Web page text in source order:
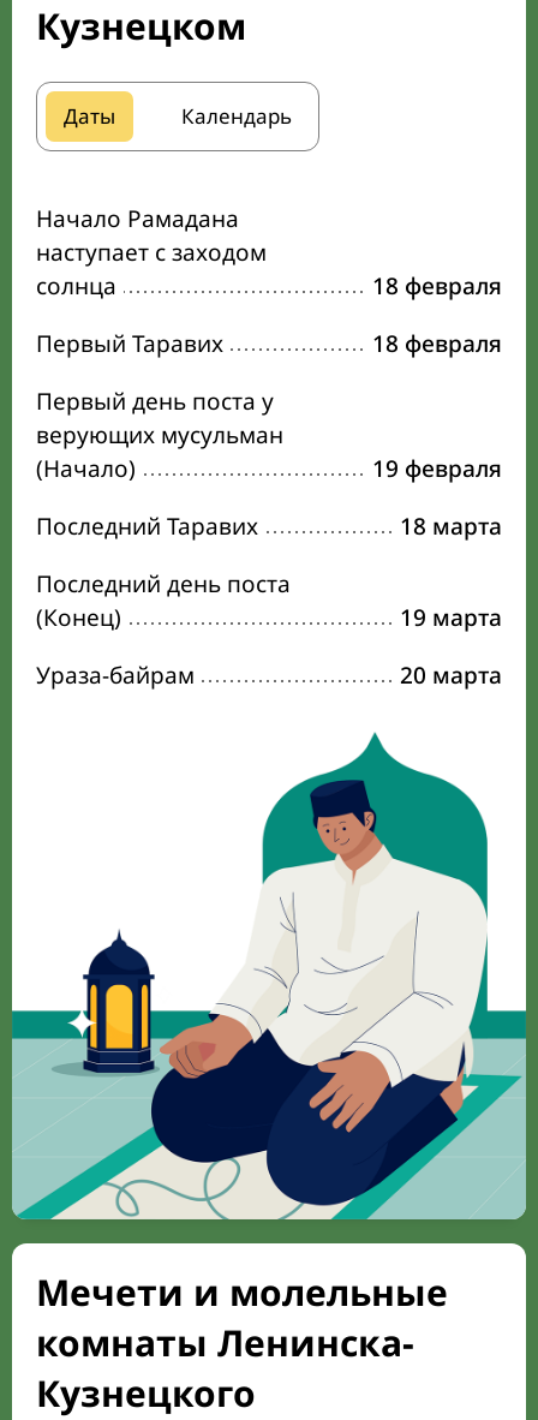
Кузнецком
Даты Календарь
Начало Рамадана
наступает с заходом
солнца
18 февраля
Первый Таравих
18 февраля
Первый день поста у
верующих мусульман
(Начало)
19 февраля
Последний Таравих
18 марта
Последний день поста
(Конец)
19 марта
Ураза-байрам
20 марта
Мечети и молельные
комнаты Ленинска-
Кузнецкого